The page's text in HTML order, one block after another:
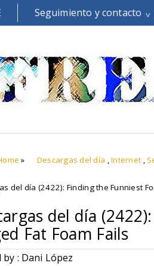
Seguimiento y contacto
» Descargas del día ,Internet ,
del día (2422): Finding the Funniest
del día
Fat Foam Fails
by : Dani López